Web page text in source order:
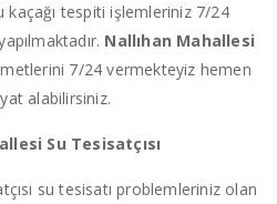
kaçağı tespiti işlemleriniz 7/24
Nallıhan Mahallesi
7/24 vermekteyiz hemen
alabilirsiniz.
Su Tesisatçısı
su tesisatı problemleriniz olan